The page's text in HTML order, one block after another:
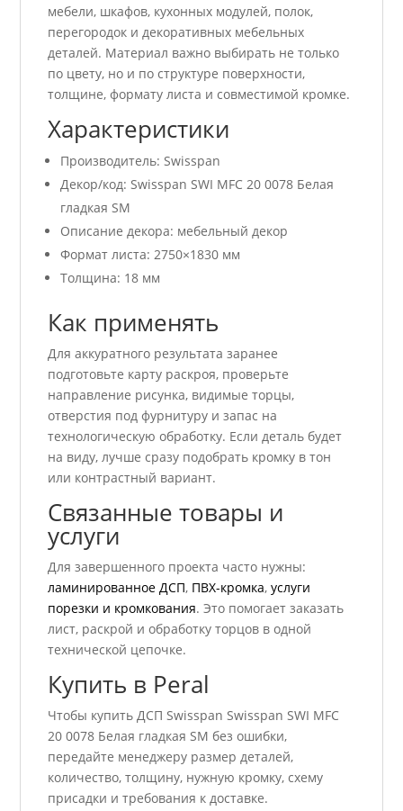
мебели, шкафов, кухонных модулей, полок,
перегородок и декоративных мебельных
деталей. Материал важно выбирать не только
по цвету, но и по структуре поверхности,
толщине, формату листа и совместимой кромке.
Характеристики
Производитель: Swisspan
Декор/код: Swisspan SWI MFC 20 0078 Белая
гладкая SM
Описание декора: мебельный декор
Формат листа: 2750×1830 мм
Толщина: 18 мм
Как применять
Для аккуратного результата заранее
подготовьте карту раскроя, проверьте
направление рисунка, видимые торцы,
отверстия под фурнитуру и запас на
технологическую обработку. Если деталь будет
на виду, лучше сразу подобрать кромку в тон
или контрастный вариант.
Связанные товары и
услуги
Для завершенного проекта часто нужны:
ламинированное ДСП, ПВХ-кромка,услуги
порезки и кромкования. Это помогает заказать
лист, раскрой и обработку торцов в одной
технической цепочке.
Купить в Peral
Чтобы купить ДСП Swisspan Swisspan SWI MFC
20 0078 Белая гладкая SM без ошибки,
передайте менеджеру размер деталей,
количество, толщину, нужную кромку, схему
присадки и требования к доставке.